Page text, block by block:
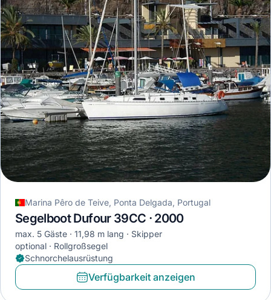
Marina Pêro de Teive, Ponta Delgada, Portugal
Segelboot Dufour 39CC · 2000
max. 5 Gäste 11,98 m lang
Skipper
optional
Rollgroßsegel
Schnorchelausrüstung
Verfügbarkeit anzeigen